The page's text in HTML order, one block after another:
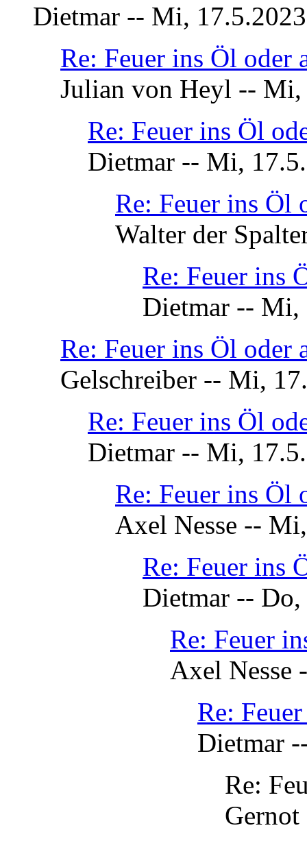
Dietmar -- Mi,
Re: Feuer ins Öl oder
Julian von Heyl -- Mi,
Re: Feuer ins Öl
Dietmar -- Mi,
Re: Feuer ins Öl
Walter der
Re: Feuer ins
Dietmar -- Mi,
Re: Feuer ins Öl oder
Gelschreiber -- Mi,
Re: Feuer ins Öl
Dietmar -- Mi,
Re: Feuer ins Öl
Axel Nesse --
Re: Feuer ins
Dietmar --
Re: Feuer
Axel Nesse
Re:
Dietmar
Re: